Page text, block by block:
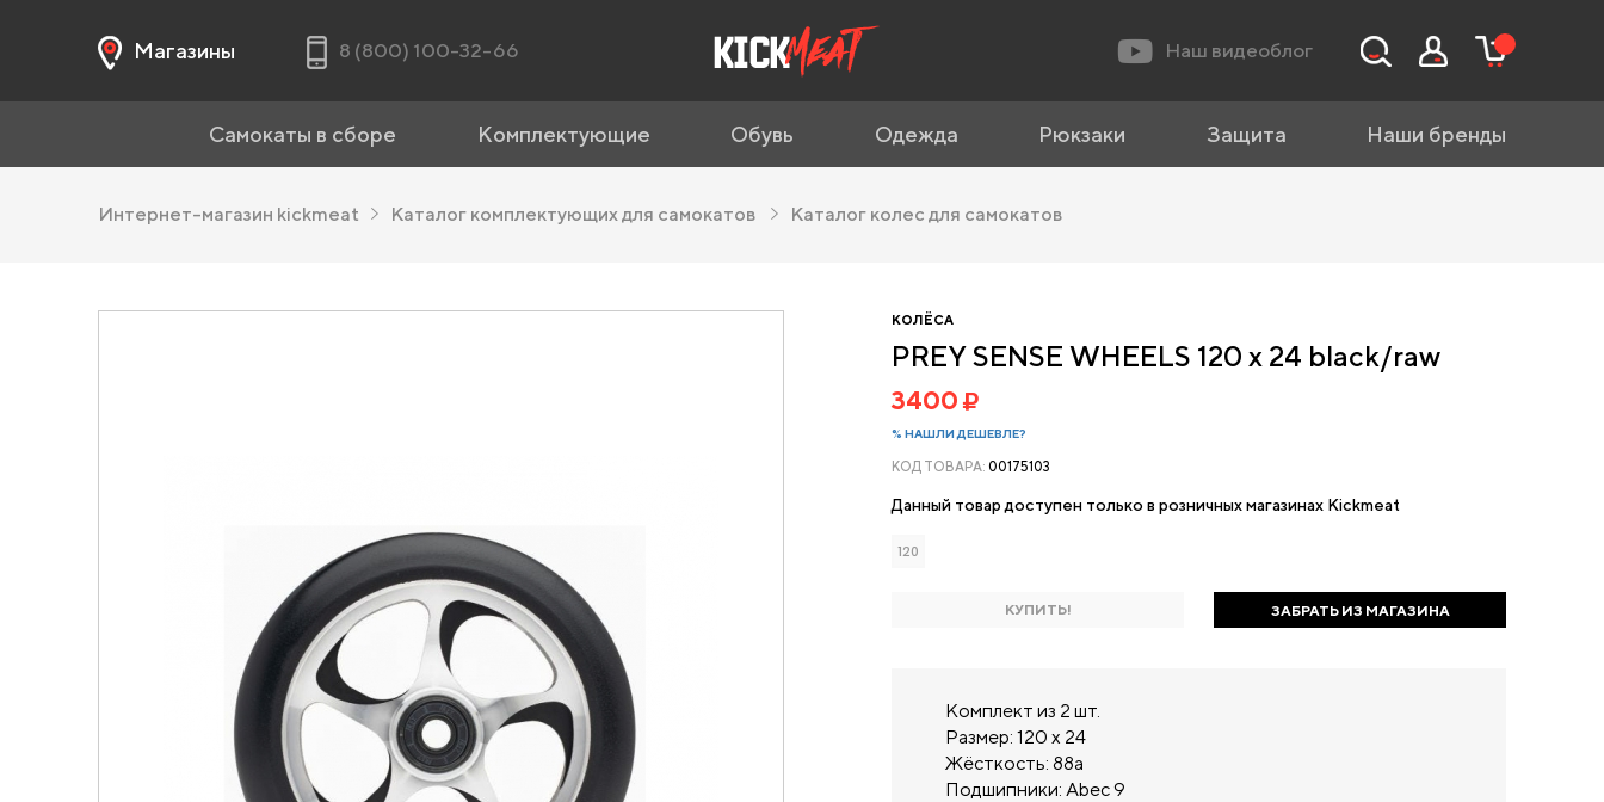
Магазины 8 (800) 100-32-66 Наш видеоблог
Самокаты в сборе Комплектующие Обувь Одежда Рюкзаки Защита Наши бренды
Интернет-магазин kickmeat Каталог комплектующих для самокатов Каталог колес для самокатов
КОЛЁСА
PREY SENSE WHEELS 120 x 24 black/raw
3400
% НАШЛИ ДЕШЕВЛЕ?
КОД ТОВАРА: 00175103
Данный товар доступен только в розничных магазинах Kickmeat
120
КУПИТЬ! ЗАБРАТЬ ИЗ МАГАЗИНА
Комплект из 2 шт.
Размер: 120 х 24
Жёсткость: 88а
Подшипники: Abec 9